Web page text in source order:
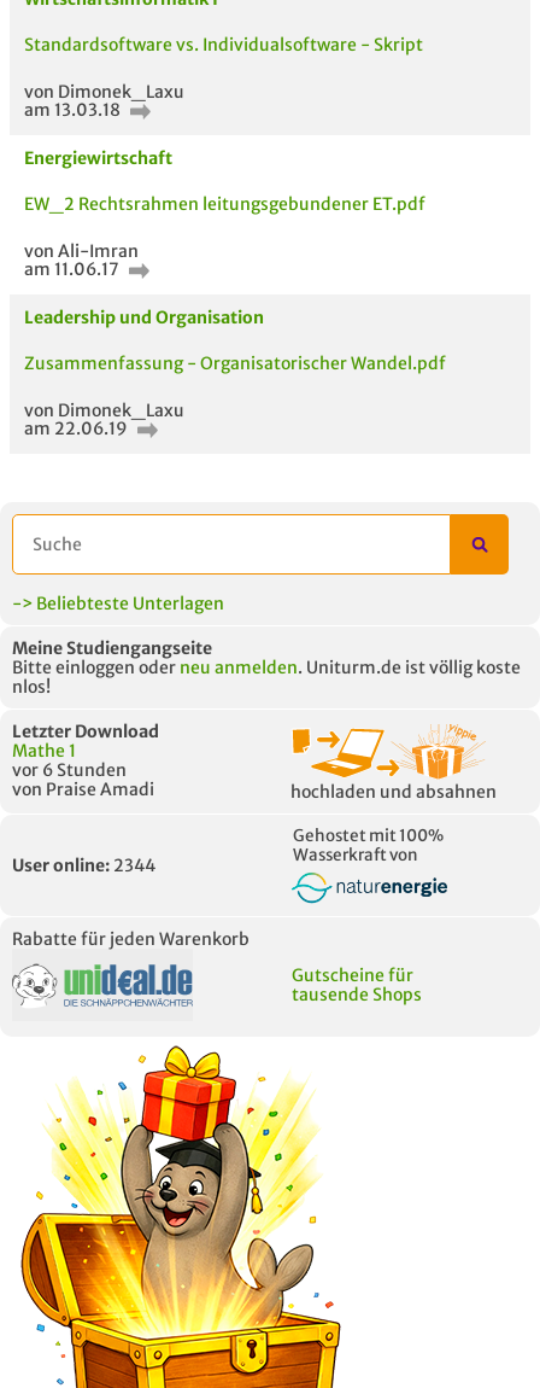
MODULE
UNTERLAGE
Standardsoftware vs. Individualsoftware - Skript
von Dimonek_Laxu
am 13.03.18
Energiewirtschaft
EW_2 Rechtsrahmen leitungsgebundener ET.pdf
von Ali-Imran
am 11.06.17
Leadership und Organisation
Zusammenfassung - Organisatorischer Wandel.pdf
von Dimonek_Laxu
am 22.06.19
-> Beliebteste Unterlagen
Meine Studiengangseite
Bitte einloggen oder neu anmelden. Uniturm.de ist völlig koste
nlos!
Letzter Download
Mathe 1
vor 6 Stunden
von Praise Amadi
hochladen und absahnen
User online: 2344
Gehostet mit 100%
Wasserkraft von
Rabatte für jeden Warenkorb
Gutscheine für
tausende Shops